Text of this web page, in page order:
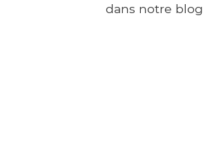
dans notre blog